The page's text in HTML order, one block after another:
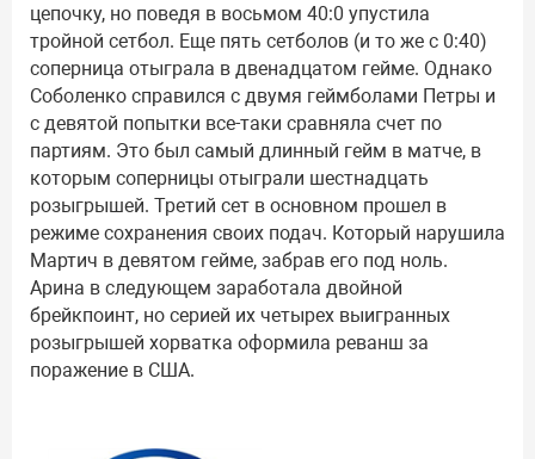
цепочку, но поведя в восьмом 40:0 упустила
тройной сетбол. Еще пять сетболов (и то же с 0:40)
соперница отыграла в двенадцатом гейме. Однако
Соболенко справился с двумя геймболами Петры и
с девятой попытки все-таки сравняла счет по
партиям. Это был самый длинный гейм в матче, в
которым соперницы отыграли шестнадцать
розыгрышей. Третий сет в основном прошел в
режиме сохранения своих подач. Который нарушила
Мартич в девятом гейме, забрав его под ноль.
Арина в следующем заработала двойной
брейкпоинт, но серией их четырех выигранных
розыгрышей хорватка оформила реванш за
поражение в США.